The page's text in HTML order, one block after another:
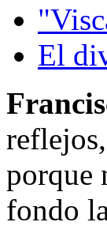
El
porque
fondo